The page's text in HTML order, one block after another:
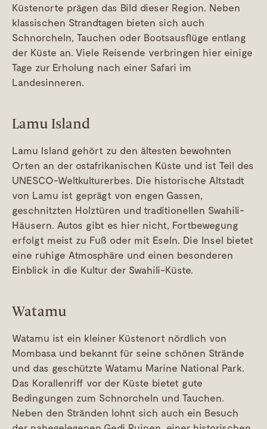
Küstenorte prägen das Bild dieser Region. Neben
klassischen Strandtagen bieten sich auch
Schnorcheln, Tauchen oder Bootsausflüge entlang
der Küste an. Viele Reisende verbringen hier einige
Tage zur Erholung nach einer Safari im
Landesinneren.
Lamu Island
Lamu Island gehört zu den ältesten bewohnten
Orten an der ostafrikanischen Küste und ist Teil des
UNESCO-Weltkulturerbes. Die historische Altstadt
von Lamu ist geprägt von engen Gassen,
geschnitzten Holztüren und traditionellen Swahili-
Häusern. Autos gibt es hier nicht, Fortbewegung
erfolgt meist zu Fuß oder mit Eseln. Die Insel bietet
eine ruhige Atmosphäre und einen besonderen
Einblick in die Kultur der Swahili-Küste.
Watamu
Watamu ist ein kleiner Küstenort nördlich von
Mombasa und bekannt für seine schönen Strände
und das geschützte Watamu Marine National Park.
Das Korallenriff vor der Küste bietet gute
Bedingungen zum Schnorcheln und Tauchen.
Neben den Stränden lohnt sich auch ein Besuch